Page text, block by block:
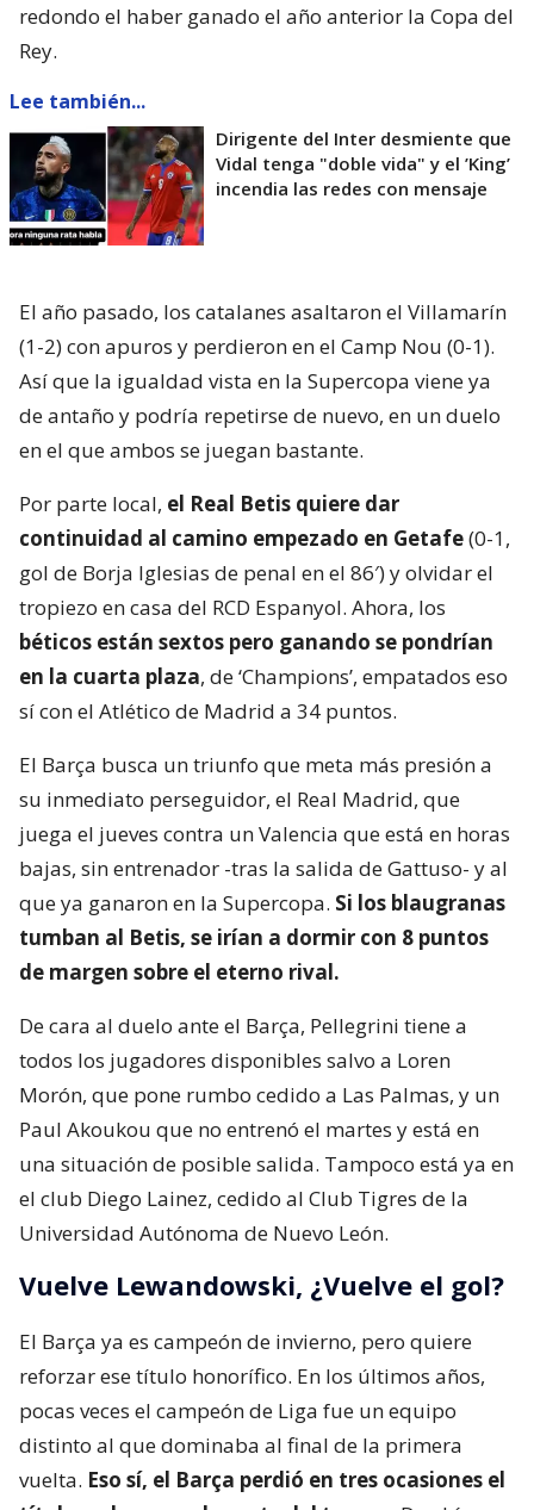
redondo el haber ganado el año anterior la Copa del
Rey.
Lee también...
Dirigente del Inter desmiente que
Vidal tenga "doble vida" y el ’King’
incendia las redes con mensaje
El año pasado, los catalanes asaltaron el Villamarín
(1-2) con apuros y perdieron en el Camp Nou (0-1).
Así que la igualdad vista en la Supercopa viene ya
de antaño y podría repetirse de nuevo, en un duelo
en el que ambos se juegan bastante.
Por parte local, el Real Betis quiere dar
continuidad al camino empezado en Getafe(0-1,
gol de Borja Iglesias de penal en el 86′) y olvidar el
tropiezo en casa del RCD Espanyol. Ahora, los
béticos están sextos pero ganando se pondrían
en la cuarta plaza, de ‘Champions’, empatados eso
sí con el Atlético de Madrid a 34 puntos.
El Barça busca un triunfo que meta más presión a
su inmediato perseguidor, el Real Madrid, que
juega el jueves contra un Valencia que está en horas
bajas, sin entrenador -tras la salida de Gattuso- y al
que ya ganaron en la Supercopa. Si los blaugranas
tumban al Betis, se irían a dormir con 8 puntos
de margen sobre el eterno rival.
De cara al duelo ante el Barça, Pellegrini tiene a
todos los jugadores disponibles salvo a Loren
Morón, que pone rumbo cedido a Las Palmas, y un
Paul Akoukou que no entrenó el martes y está en
una situación de posible salida. Tampoco está ya en
el club Diego Lainez, cedido al Club Tigres de la
Universidad Autónoma de Nuevo León.
Vuelve Lewandowski, ¿Vuelve el gol?
El Barça ya es campeón de invierno, pero quiere
reforzar ese título honorífico. En los últimos años,
pocas veces el campeón de Liga fue un equipo
distinto al que dominaba al final de la primera
vuelta. Eso sí, el Barça perdió en tres ocasiones el